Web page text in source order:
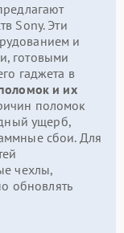
Sony. Эти
и
готовыми
гаджета в
и их
поломок
ущерб,
сбои. Для
чехлы,
обновлять